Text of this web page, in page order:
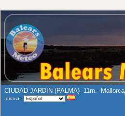
CIUDAD JARDIN (PALMA)- 11m.- Mallorca
Idioma: